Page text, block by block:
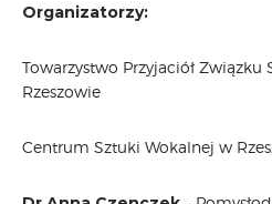
Organizatorzy:
Towarzystwo Przyjaciół Związku
Rzeszowie
Centrum Sztuki Wokalnej w